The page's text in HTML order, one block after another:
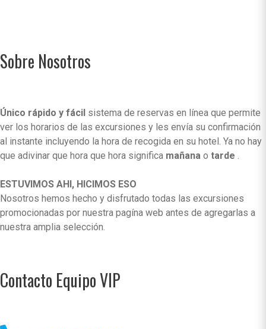
Sobre Nosotros
Único rápido y fácil sistema de reservas en línea que permite
ver los horarios de las excursiones y les envía su confirmación
al instante incluyendo la hora de recogida en su hotel. Ya no hay
que adivinar que hora que hora significa mañana o tarde .
ESTUVIMOS AHI, HICIMOS ESO
Nosotros hemos hecho y disfrutado todas las excursiones
promocionadas por nuestra pagína web antes de agregarlas a
nuestra amplia selección.
Contacto Equipo VIP